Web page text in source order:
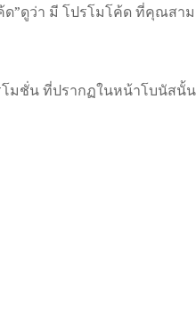
ด”ดูว่า มี โปรโมโค้ด ที่คุณสา
รโมชั่น ที่ปรากฏในหน้าโบนั